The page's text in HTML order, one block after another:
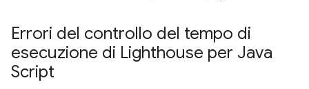
Errori del controllo del tempo di
esecuzione di Lighthouse per Java
Script